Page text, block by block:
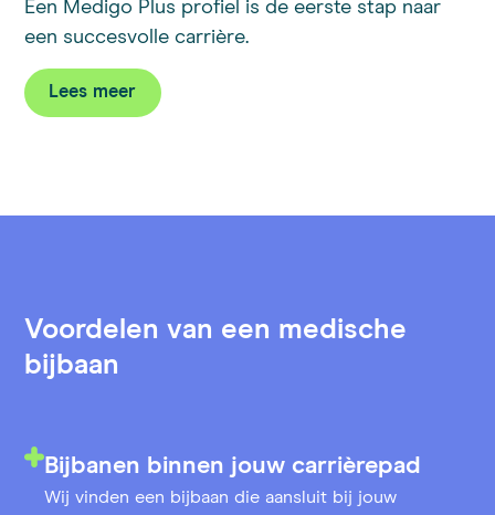
Een Medigo Plus profiel is de eerste stap naar
een succesvolle carrière.
Lees meer
Voordelen van een medische
bijbaan
Bijbanen binnen jouw carrièrepad
Wij vinden een bijbaan die aansluit bij jouw